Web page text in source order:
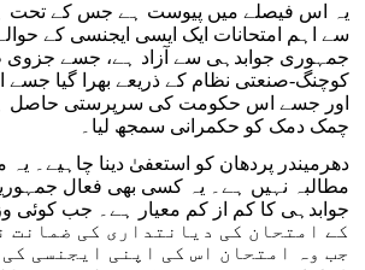
یہ اس فیصلے میں پیوست ہے جس کے تحت
سے اہم امتحانات ایک ایسی ایجنسی کے
جمہوری جوابدہی سے آزاد ہے، جسے جزوی
کوچنگ-صنعتی نظام کے ذریعے بھرا گیا جسے
اور جسے اس حکومت کی سرپرستی حاصل
چمک دمک کو حکمرانی سمجھ لیا۔
دھرمیندر پردھان کو استعفیٰ دینا چاہیے۔
مطالبہ نہیں ہے۔ یہ کسی بھی فعال
کے امتحان کی دیانتداری کی ضمانت
جب وہ امتحان اس کی اپنی ایجنسی